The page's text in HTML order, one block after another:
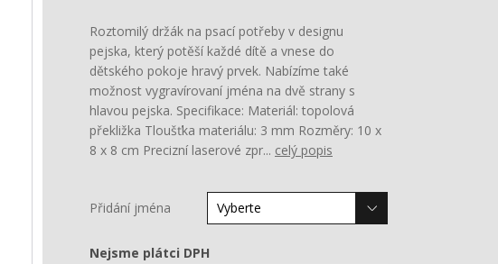
Roztomilý držák na psací potřeby v designu
pejska, který potěší každé dítě a vnese do
dětského pokoje hravý prvek. Nabízíme také
možnost vygravírovaní jména na dvě strany s
hlavou pejska. Specifikace: Materiál: topolová
překližka Tloušťka materiálu: 3 mm Rozměry: 10 x
8 x 8 cm Precizní laserové zpr... celý popis
Přidání jména
Nejsme plátci DPH